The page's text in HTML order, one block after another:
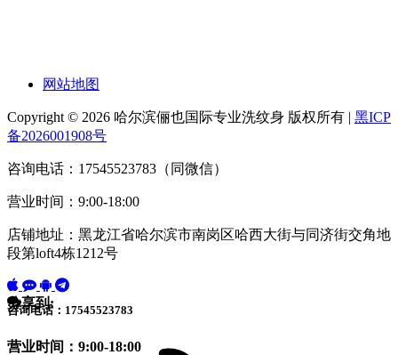
网站地图
Copyright © 2026 哈尔滨俪也国际专业洗纹身 版权所有 | 黑ICP
备2026001908号
咨询电话：17545523783（同微信）
营业时间：9:00-18:00
店铺地址：黑龙江省哈尔滨市南岗区哈西大街与同济街交角地
段第loft4栋1212号
咨询电话：17545523783
营业时间：9:00-18:00
分享到: